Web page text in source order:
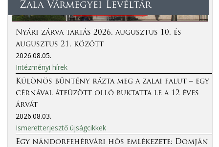
Zala Vármegyei Levéltár
Nyári zárva tartás 2026. augusztus 10. és
augusztus 21. között
2026.08.05.
Intézményi hírek
Különös bűntény rázta meg a zalai falut – egy
cérnával átfűzött olló buktatta le a 12 éves
árvát
2026.08.03.
Ismeretterjesztő újságcikkek
Egy nándorfehérvári hős emlékezete: Domján